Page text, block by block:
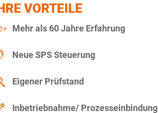
VORTEILE
Mehr als 60 Jahre Erfahrung
Neue SPS Steuerung
Eigener Prüfstand
Inbetriebnahme/ Prozesseinbindung